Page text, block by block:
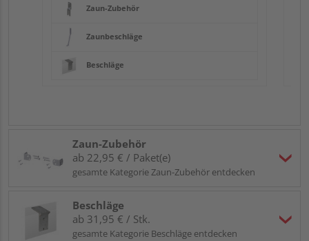
Zaun-Zubehör
Zaunbeschläge
Beschläge
Zaun-Zubehör
ab 22,95 € / Paket(e)
gesamte Kategorie Zaun-Zubehör entdecken
Beschläge
ab 31,95 € / Stk.
gesamte Kategorie Beschläge entdecken